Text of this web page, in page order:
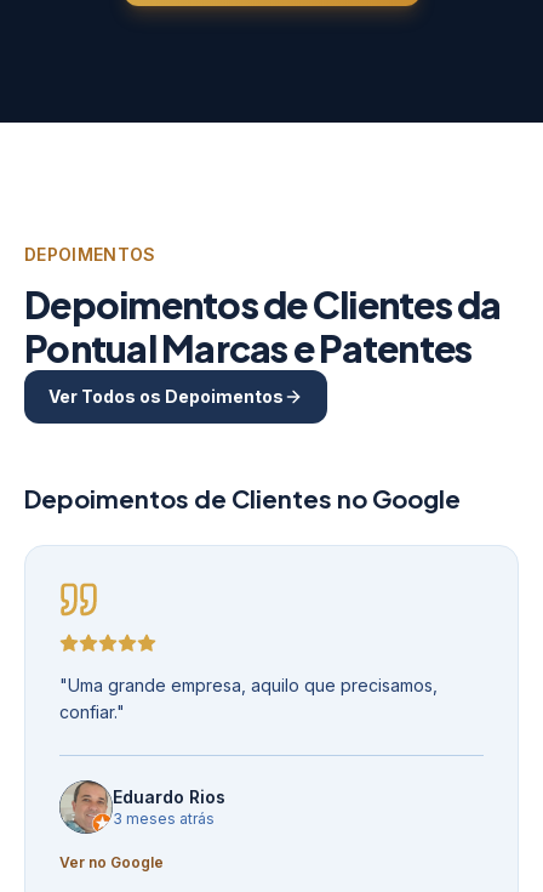
DEPOIMENTOS
Depoimentos de Clientes da
Pontual Marcas e Patentes
Ver Todos os Depoimentos
Depoimentos de Clientes no Google
"Uma grande empresa, aquilo que precisamos,
confiar."
Eduardo Rios
3 meses atrás
Ver no Google